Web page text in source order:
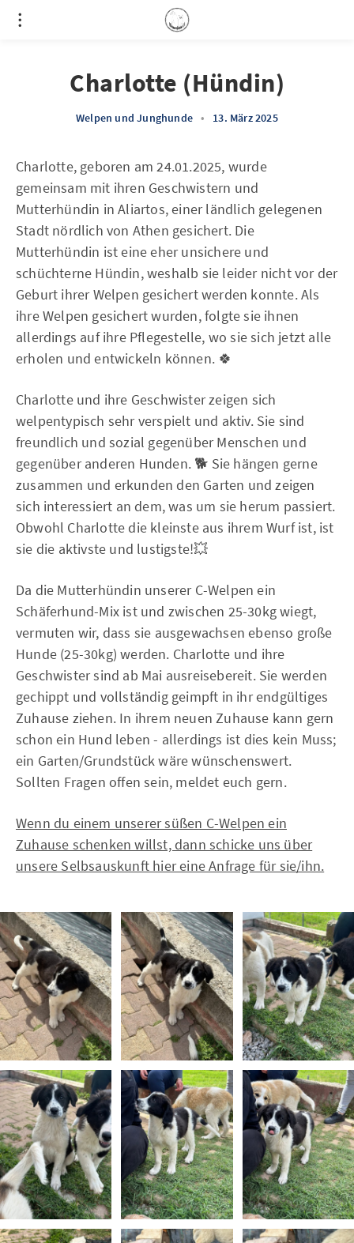
Charlotte (Hündin)
Welpen und Junghunde • 13. März 2025
Charlotte, geboren am 24.01.2025, wurde
gemeinsam mit ihren Geschwistern und
Mutterhündin in Aliartos, einer ländlich gelegenen
Stadt nördlich von Athen gesichert. Die
Mutterhündin ist eine eher unsichere und
schüchterne Hündin, weshalb sie leider nicht vor der
Geburt ihrer Welpen gesichert werden konnte. Als
ihre Welpen gesichert wurden, folgte sie ihnen
allerdings auf ihre Pflegestelle, wo sie sich jetzt alle
erholen und entwickeln können. 🍀
Charlotte und ihre Geschwister zeigen sich
welpentypisch sehr verspielt und aktiv. Sie sind
freundlich und sozial gegenüber Menschen und
gegenüber anderen Hunden. 🐕 Sie hängen gerne
zusammen und erkunden den Garten und zeigen
sich interessiert an dem, was um sie herum passiert.
Obwohl Charlotte die kleinste aus ihrem Wurf ist, ist
sie die aktivste und lustigste!💥
Da die Mutterhündin unserer C-Welpen ein
Schäferhund-Mix ist und zwischen 25-30kg wiegt,
vermuten wir, dass sie ausgewachsen ebenso große
Hunde (25-30kg) werden. Charlotte und ihre
Geschwister sind ab Mai ausreisebereit. Sie werden
gechippt und vollständig geimpft in ihr endgültiges
Zuhause ziehen. In ihrem neuen Zuhause kann gern
schon ein Hund leben - allerdings ist dies kein Muss;
ein Garten/Grundstück wäre wünschenswert.
Sollten Fragen offen sein, meldet euch gern.
Wenn du einem unserer süßen C-Welpen ein
Zuhause schenken willst, dann schicke uns über
unsere Selbsauskunft hier eine Anfrage für sie/ihn.